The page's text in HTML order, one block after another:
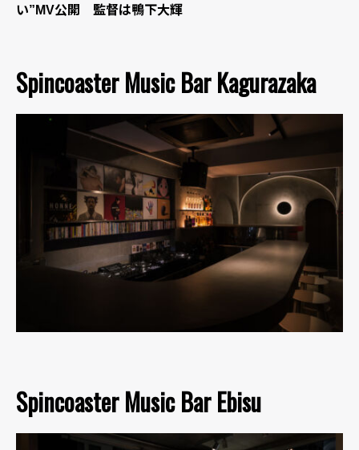
い”MV公開 監督は鴨下大輝
Spincoaster Music Bar Kagurazaka
Spincoaster Music Bar Ebisu